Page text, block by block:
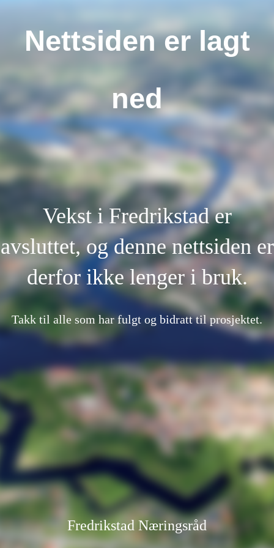
Nettsiden er lagt
ned
Vekst i Fredrikstad er
avsluttet, og denne nettsiden er
derfor ikke lenger i bruk.
Takk til alle som har fulgt og bidratt til prosjektet.
Fredrikstad Næringsråd